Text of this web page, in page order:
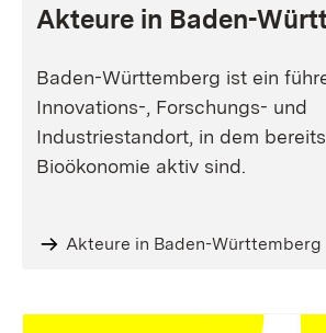
Akteure in Baden-
Baden-Württemberg ist ein
Innovations-, Forschungs- und
Industriestandort, in dem
Bioökonomie aktiv sind.
Akteure in Baden-Württemberg